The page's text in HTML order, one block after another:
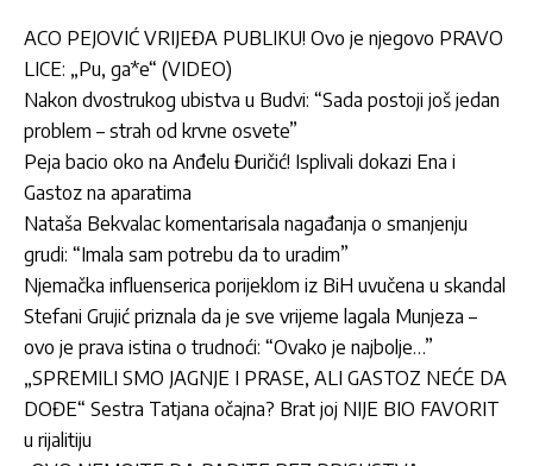
ACO PEJOVIĆ VRIJEĐA PUBLIKU! Ovo je njegovo PRAVO
LICE: „Pu, ga*e“ (VIDEO)
Nakon dvostrukog ubistva u Budvi: “Sada postoji još jedan
problem – strah od krvne osvete”
Peja bacio oko na Anđelu Đuričić! Isplivali dokazi Ena i
Gastoz na aparatima
Nataša Bekvalac komentarisala nagađanja o smanjenju
grudi: “Imala sam potrebu da to uradim”
Njemačka influenserica porijeklom iz BiH uvučena u skandal
Stefani Grujić priznala da je sve vrijeme lagala Munjeza –
ovo je prava istina o trudnoći: “Ovako je najbolje…”
„SPREMILI SMO JAGNJE I PRASE, ALI GASTOZ NEĆE DA
DOĐE“ Sestra Tatjana očajna? Brat joj NIJE BIO FAVORIT
u rijalitiju